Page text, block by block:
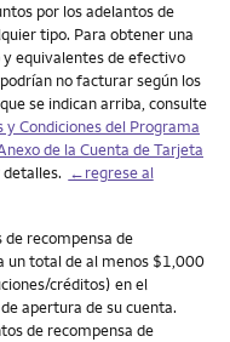
por los adelantos de
tipo. Para obtener una
equivalentes de efectivo
no facturar según los
se indican arriba, consulte
y Condiciones del Programa
de la Cuenta de Tarjeta
←regrese al
recompensa de
un total de al menos $1,000
créditos) en el
apertura de su cuenta.
de recompensa de